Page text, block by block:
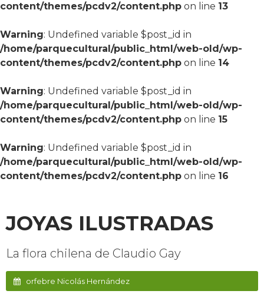
content/themes/pcdv2/content.php on line 13
Warning: Undefined variable $post_id in
/home/parquecultural/public_html/web-old/wp-
content/themes/pcdv2/content.php on line 14
Warning: Undefined variable $post_id in
/home/parquecultural/public_html/web-old/wp-
content/themes/pcdv2/content.php on line 15
Warning: Undefined variable $post_id in
/home/parquecultural/public_html/web-old/wp-
content/themes/pcdv2/content.php on line 16
JOYAS ILUSTRADAS
La flora chilena de Claudio Gay
orfebre Nicolás Hernández